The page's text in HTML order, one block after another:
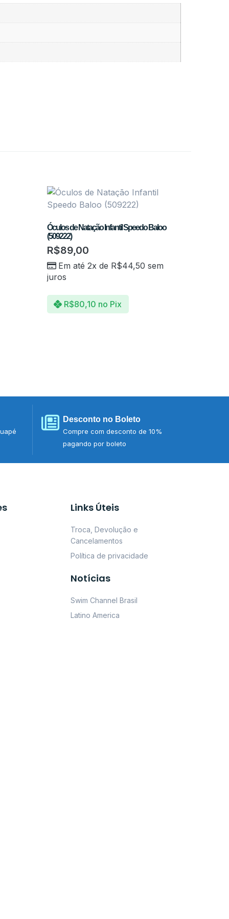
Óculos de Natação Infantil Speedo Baloo
(509222)
R$89,00
Em até 2x de R$44,50 sem
juros
R$80,10 no Pix
Desconto no Boleto
Compre com desconto de 10%
pagando por boleto
Links Úteis
Troca, Devolução e
Cancelamentos
Política de privacidade
Notícias
Swim Channel Brasil
Latino America